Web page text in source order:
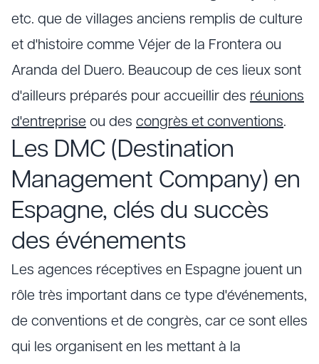
etc. que de villages anciens remplis de culture
et d'histoire comme Véjer de la Frontera ou
Aranda del Duero. Beaucoup de ces lieux sont
d'ailleurs préparés pour accueillir des réunions
d'entreprise ou des congrès et conventions.
Les DMC (Destination
Management Company) en
Espagne, clés du succès
des événements
Les agences réceptives en Espagne jouent un
rôle très important dans ce type d'événements,
de conventions et de congrès, car ce sont elles
qui les organisent en les mettant à la